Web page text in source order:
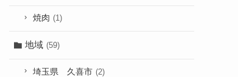
焼肉 (1)
地域 (59)
埼玉県 久喜市 (2)